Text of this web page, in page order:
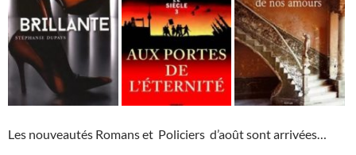
Les nouveautés Romans et Policiers d’août sont arrivées…